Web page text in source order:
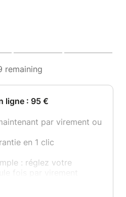
remaining
ligne : 95 €
par virement ou
en 1 clic
: réglez votre
de tête. Garantissez